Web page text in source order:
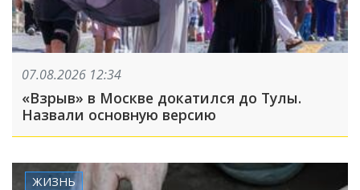
07.08.2026 12:34
«Взрыв» в Москве докатился до Тулы.
Назвали основную версию
ЖИЗНЬ